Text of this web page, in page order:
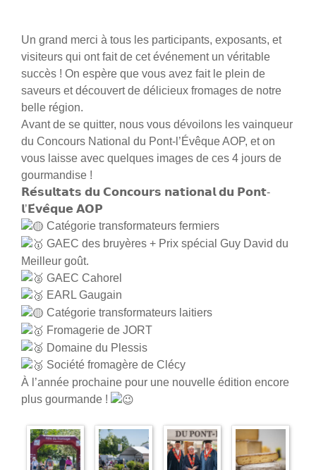
Un grand merci à tous les participants, exposants, et
visiteurs qui ont fait de cet événement un véritable
succès ! On espère que vous avez fait le plein de
saveurs et découvert de délicieux fromages de notre
belle région.
Avant de se quitter, nous vous dévoilons les vainqueur
du Concours National du Pont-l’Évêque AOP, et on
vous laisse avec quelques images de ces 4 jours de
gourmandise !
𝗥𝗲́𝘀𝘂𝗹𝘁𝗮𝘁𝘀 𝗱𝘂 𝗖𝗼𝗻𝗰𝗼𝘂𝗿𝘀 𝗻𝗮𝘁𝗶𝗼𝗻𝗮𝗹 𝗱𝘂 𝗣𝗼𝗻𝘁-
𝗹’𝗘́𝘃𝗲̂𝗾𝘂𝗲 𝗔𝗢𝗣
Catégorie transformateurs fermiers
GAEC des bruyères + Prix spécial Guy David du
Meilleur goût.
GAEC Cahorel
EARL Gaugain
Catégorie transformateurs laitiers
Fromagerie de JORT
Domaine du Plessis
Société fromagère de Clécy
À l’année prochaine pour une nouvelle édition encore
plus gourmande !